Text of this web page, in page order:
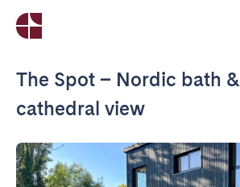
The Spot – Nordic bath &
cathedral view